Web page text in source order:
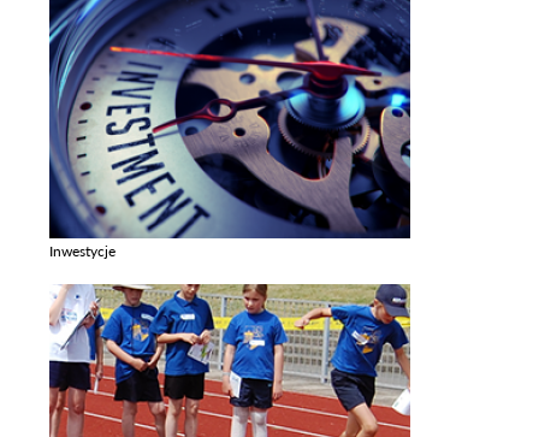
Inwestycje